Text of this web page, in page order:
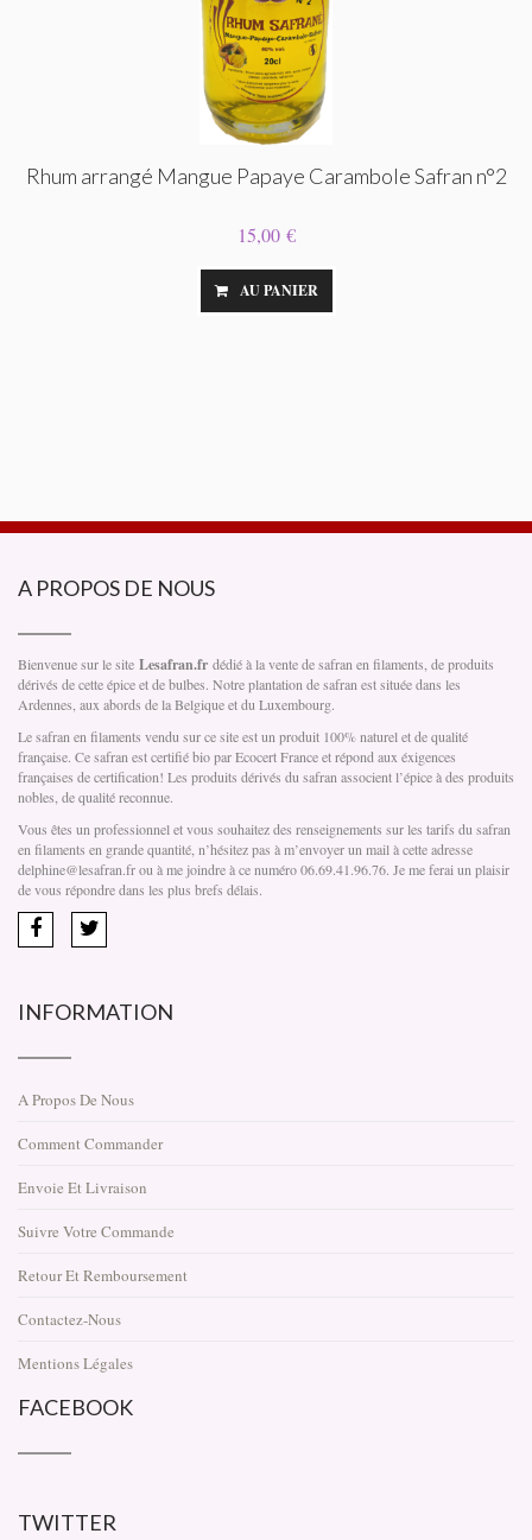
Rhum arrangé Mangue Papaye Carambole Safran n°2
15,00 €
AU PANIER
A PROPOS DE NOUS
Bienvenue sur le site Lesafran.fr dédié à la vente de safran en filaments, de produits
dérivés de cette épice et de bulbes. Notre plantation de safran est située dans les
Ardennes, aux abords de la Belgique et du Luxembourg.
Le safran en filaments vendu sur ce site est un produit 100% naturel et de qualité
française. Ce safran est certifié bio par Ecocert France et répond aux éxigences
françaises de certification! Les produits dérivés du safran associent l’épice à des produits
nobles, de qualité reconnue.
Vous êtes un professionnel et vous souhaitez des renseignements sur les tarifs du safran
en filaments en grande quantité, n’hésitez pas à m’envoyer un mail à cette adresse
delphine@lesafran.fr ou à me joindre à ce numéro 06.69.41.96.76. Je me ferai un plaisir
de vous répondre dans les plus brefs délais.
INFORMATION
A Propos De Nous
Comment Commander
Envoie Et Livraison
Suivre Votre Commande
Retour Et Remboursement
Contactez-Nous
Mentions Légales
FACEBOOK
TWITTER